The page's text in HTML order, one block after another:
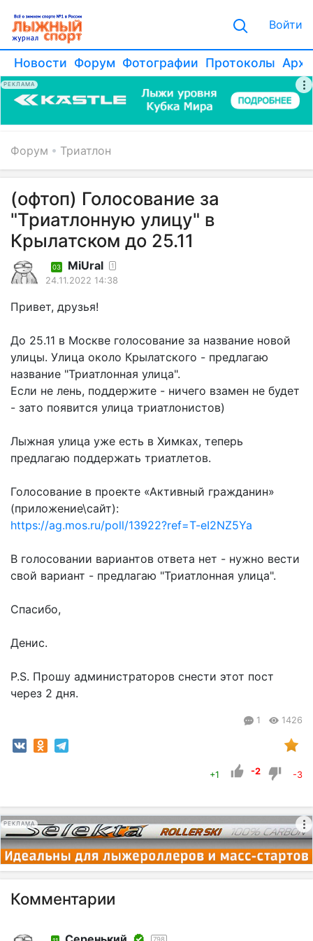
Войти
Новости Форум Фотографии Протоколы
РЕКЛАМА
Форум Триатлон
(офтоп) Голосование за
"Триатлонную улицу" в
Крылатском до 25.11
03 MiUral 1
24.11.2022 14:38
Привет, друзья!
До 25.11 в Москве голосование за название новой
улицы. Улица около Крылатского - предлагаю
название "Триатлонная улица".
Если не лень, поддержите - ничего взамен не будет
- зато появится улица триатлонистов)
Лыжная улица уже есть в Химках, теперь
предлагаю поддержать триатлетов.
Голосование в проекте «Активный гражданин»
(приложение\сайт):
https://ag.mos.ru/poll/13922?ref=T-eI2NZ5Ya
В голосовании вариантов ответа нет - нужно вести
свой вариант - предлагаю "Триатлонная улица".
Спасибо,
Денис.
P.S. Прошу администраторов снести этот пост
через 2 дня.
1 1426
+1 -2 -3
РЕКЛАМА
Комментарии